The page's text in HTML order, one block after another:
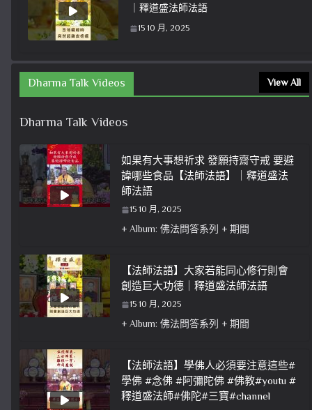
｜釋道盛法師法語
15 10 月, 2025
Dharma Talk Videos View All
Dharma Talk Videos
如果有大事想祈求 發願持齋守戒 要避
諱哪些食品【法師法語】｜釋道盛法
師法語
15 10 月, 2025
+ Album: 佛法問答系列 + 期間
【法師法語】大家若能同心修行則會
創造巨大功德｜釋道盛法師法語
15 10 月, 2025
+ Album: 佛法問答系列 + 期間
【法師法語】學佛人必須要注意這些#
學佛 #念佛 #阿彌陀佛 #佛教#youtu #
釋道盛法師#佛陀#三寶#channel